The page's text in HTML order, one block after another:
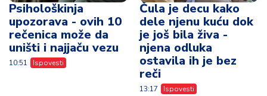
Psihološkinja
upozorava - ovih 10
rečenica može da
uništi i najjaču vezu
10:51 Ispovesti
Čula je decu kako
dele njenu kuću dok
je još bila živa -
njena odluka
ostavila ih je bez
reči
13:17 Ispovesti